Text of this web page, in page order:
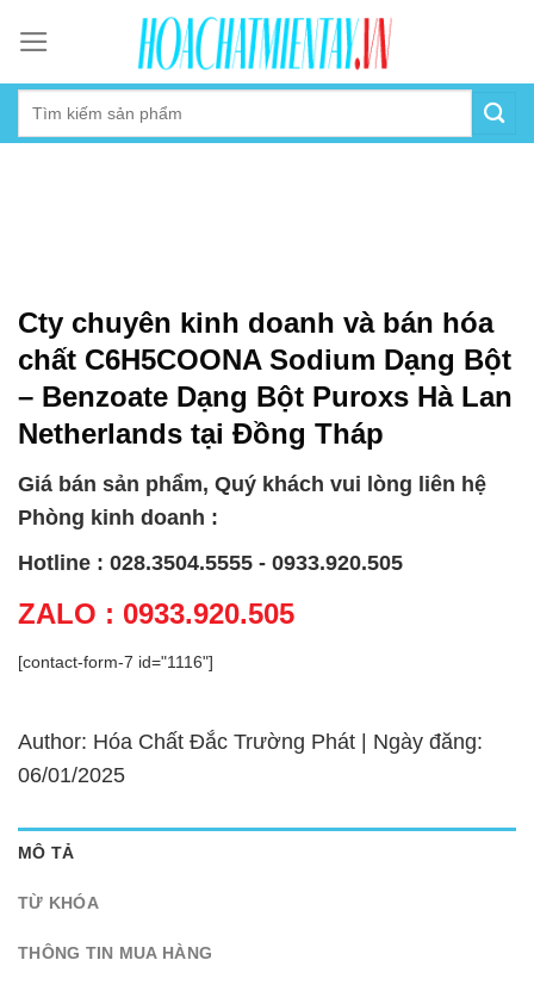
content
Cty chuyên kinh doanh và bán hóa
chất C6H5COONA Sodium Dạng Bột
– Benzoate Dạng Bột Puroxs Hà Lan
Netherlands tại Đồng Tháp
Giá bán sản phẩm, Quý khách vui lòng liên hệ
Phòng kinh doanh :
Hotline : 028.3504.5555 - 0933.920.505
ZALO : 0933.920.505
[contact-form-7 id="1116"]
Author: Hóa Chất Đắc Trường Phát | Ngày đăng:
06/01/2025
MÔ TẢ
TỪ KHÓA
THÔNG TIN MUA HÀNG